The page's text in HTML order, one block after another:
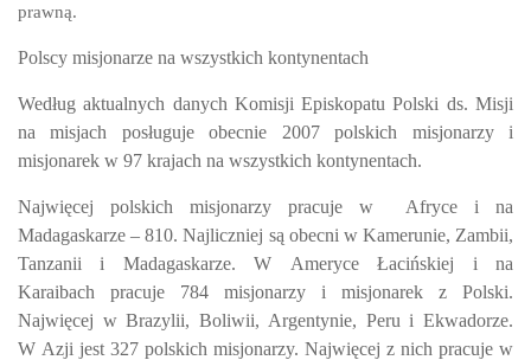
prawną.
Polscy misjonarze na wszystkich kontynentach
Według aktualnych danych Komisji Episkopatu Polski ds. Misji
na misjach posługujeobecnie 2007 polskich misjonarzy i
misjonarek w 97 krajach na wszystkich kontynentach.
Najwięcej polskich misjonarzy pracuje w Afryce i na
Madagaskarze – 810. Najliczniej są obecni w Kamerunie, Zambii,
Tanzanii i Madagaskarze. W Ameryce Łacińskiej i na
Karaibach pracuje 784 misjonarzy i misjonarek z Polski.
Najwięcej w Brazylii, Boliwii, Argentynie, Peru i Ekwadorze.
W Azji jest 327 polskich misjonarzy. Najwięcej z nich pracuje w